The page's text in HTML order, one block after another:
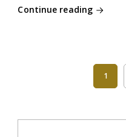
Continue reading
1